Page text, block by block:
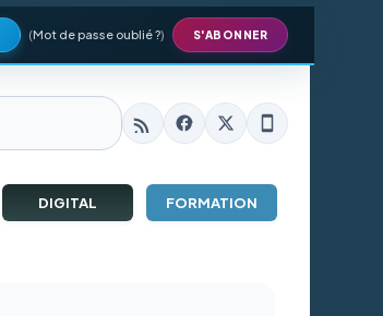
(Mot de passe oublié ?) S'ABONNER
DIGITAL FORMATION